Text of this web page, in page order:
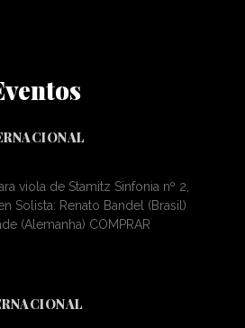
viola de Stamitz Sinfonia nº 2,
Solista: Renato Bandel (Brasil)
(Alemanha) COMPRAR